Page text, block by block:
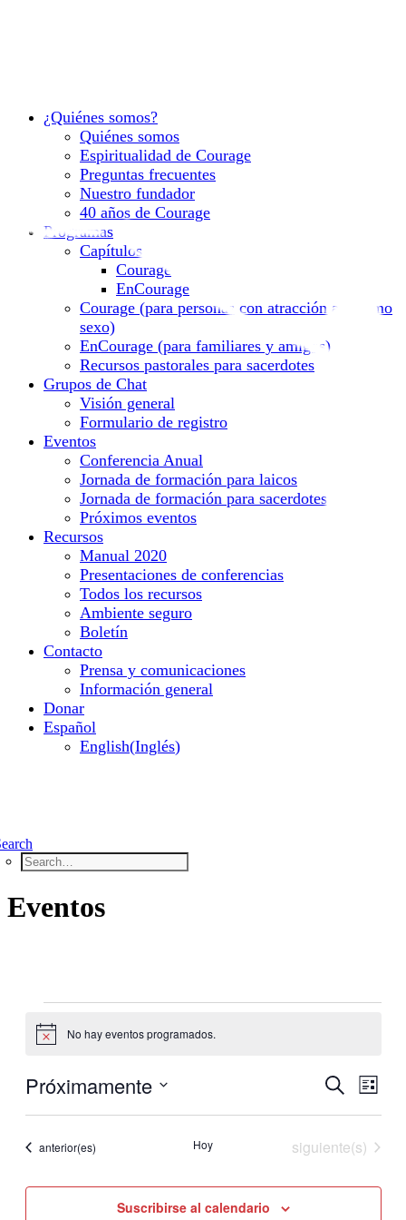
¿Quiénes somos?
Quiénes somos
Espiritualidad de Courage
Preguntas frecuentes
Nuestro fundador
40 años de Courage
Programas
Capítulos
Courage
EnCourage
Courage (para personas con atracción al mismo
sexo)
EnCourage (para familiares y amigos)
Recursos pastorales para sacerdotes
Grupos de Chat
Visión general
Formulario de registro
Eventos
Conferencia Anual
Jornada de formación para laicos
Jornada de formación para sacerdotes
Próximos eventos
Recursos
Manual 2020
Presentaciones de conferencias
Todos los recursos
Ambiente seguro
Boletín
Contacto
Prensa y comunicaciones
Información general
Donar
Español
English(Inglés)
Eventos
Aviso No hay eventos programados.
de
y
Buscar
vistas
de
Lista
Próximamente
Eventos
anterior(es) Hoy Eventos
siguiente(s)
Suscribirse al calendario